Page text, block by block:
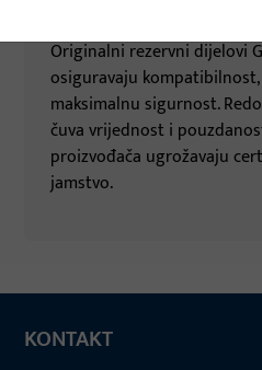
Originalni rezervni dijelovi
osiguravaju kompatibilnost,
maksimalnu sigurnost.
čuva vrijednost i
proizvođača ugrožavaju
jamstvo.
KONTAKT